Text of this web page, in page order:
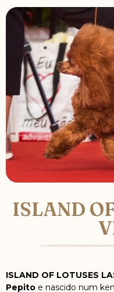
ISLAND
ISLAND OF LOTUSES
Pepito e nascido num